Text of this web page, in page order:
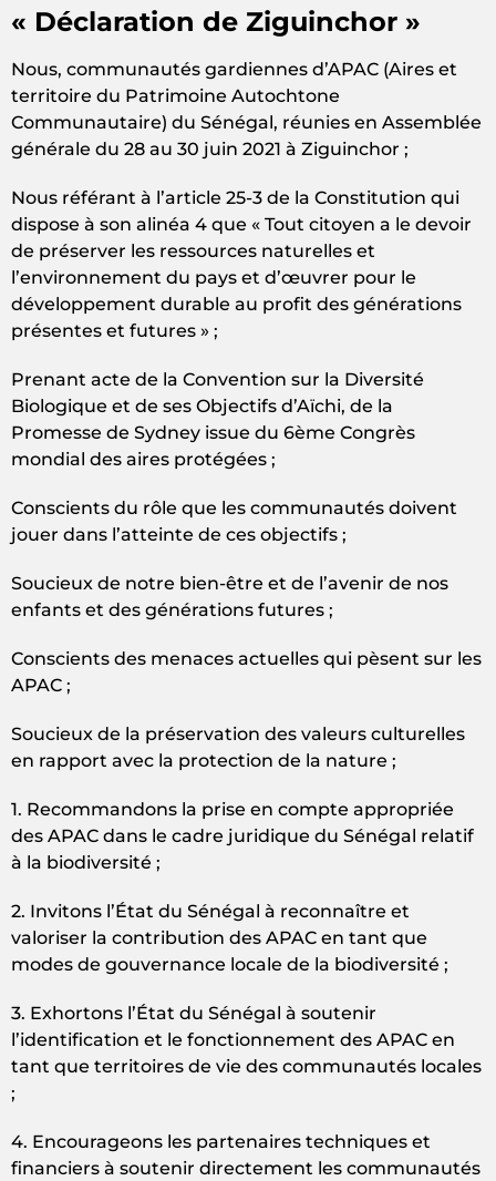
« Déclaration de Ziguinchor »
Nous, communautés gardiennes d’APAC (Aires et
territoire du Patrimoine Autochtone
Communautaire) du Sénégal, réunies en Assemblée
générale du 28 au 30 juin 2021 à Ziguinchor ;
Nous référant à l’article 25-3 de la Constitution qui
dispose à son alinéa 4 que « Tout citoyen a le devoir
de préserver les ressources naturelles et
l’environnement du pays et d’œuvrer pour le
développement durable au profit des générations
présentes et futures » ;
Prenant acte de la Convention sur la Diversité
Biologique et de ses Objectifs d’Aïchi, de la
Promesse de Sydney issue du 6ème Congrès
mondial des aires protégées ;
Conscients du rôle que les communautés doivent
jouer dans l’atteinte de ces objectifs ;
Soucieux de notre bien-être et de l’avenir de nos
enfants et des générations futures ;
Conscients des menaces actuelles qui pèsent sur les
APAC ;
Soucieux de la préservation des valeurs culturelles
en rapport avec la protection de la nature ;
1. Recommandons la prise en compte appropriée
des APAC dans le cadre juridique du Sénégal relatif
à la biodiversité ;
2. Invitons l’État du Sénégal à reconnaître et
valoriser la contribution des APAC en tant que
modes de gouvernance locale de la biodiversité ;
3. Exhortons l’État du Sénégal à soutenir
l’identification et le fonctionnement des APAC en
tant que territoires de vie des communautés locales
;
4. Encourageons les partenaires techniques et
financiers à soutenir directement les communautés